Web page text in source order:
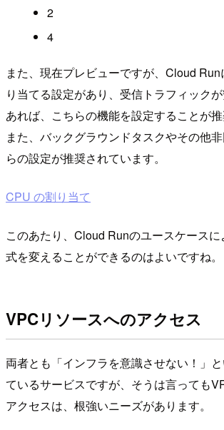
2
4
また、現在プレビューですが、Cloud
り当てる設定があり、受信トラフィック
あれば、こちらの機能を設定することが推
また、バックグラウンドタスクやその他
らの設定が推奨されています。
CPU の割り当て
このあたり、Cloud Runのユースケース
式を変えることができるのはよいですね。
VPCリソースへのアクセス
両者とも「インフラを意識させない！」
ているサービスですが、そうは言っても
アクセスは、根強いニーズがあります。